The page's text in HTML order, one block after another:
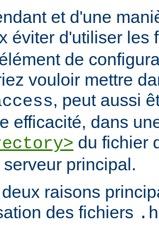
et d'une
éviter d'utiliser les
de
vouloir mettre
, peut aussi
efficacité, dans
du fichier
principal.
raisons
des fichiers